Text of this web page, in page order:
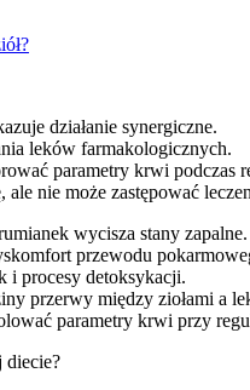
działanie synergiczne.
leków farmakologicznych.
parametry krwi podczas
nie może zastępować
wycisza stany zapalne.
przewodu
i procesy detoksykacji.
przerwy między ziołami a
parametry krwi przy
diecie?